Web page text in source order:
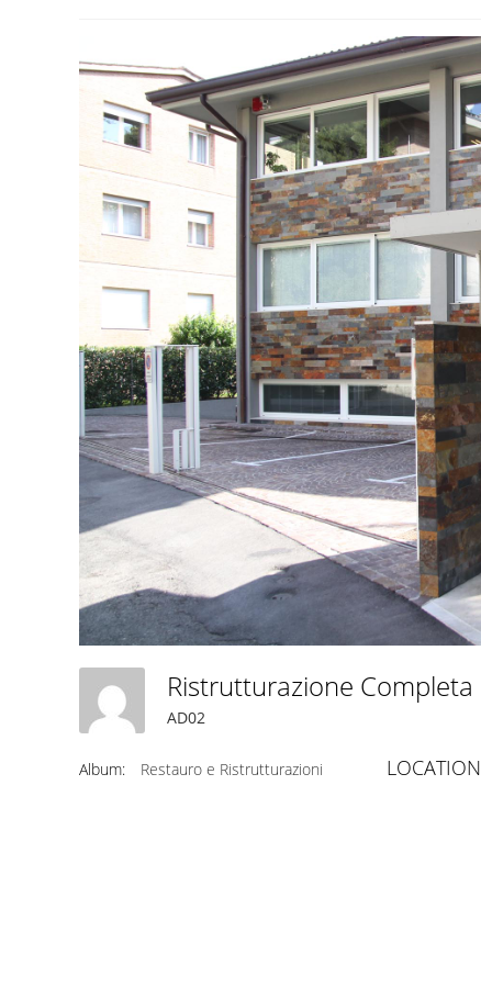
AD02
Album: Restauro e Ristrutturazioni LOCATION